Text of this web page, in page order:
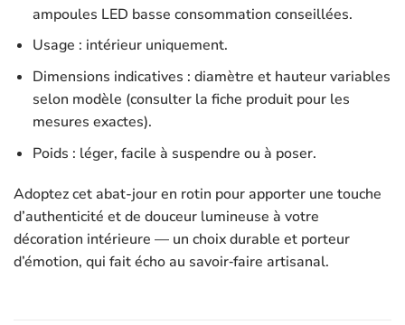
ampoules LED basse consommation conseillées.
Usage : intérieur uniquement.
Dimensions indicatives : diamètre et hauteur variables
selon modèle (consulter la fiche produit pour les
mesures exactes).
Poids : léger, facile à suspendre ou à poser.
Adoptez cet abat-jour en rotin pour apporter une touche
d’authenticité et de douceur lumineuse à votre
décoration intérieure — un choix durable et porteur
d’émotion, qui fait écho au savoir‑faire artisanal.